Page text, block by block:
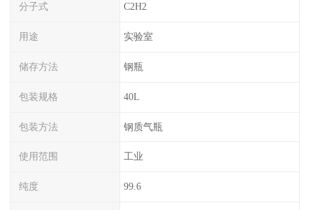
分子式 C2H2
用途 实验室
储存方法 钢瓶
包装规格 40L
包装方法 钢质气瓶
使用范围 工业
纯度 99.6